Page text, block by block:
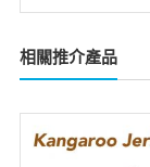
相關推介產品